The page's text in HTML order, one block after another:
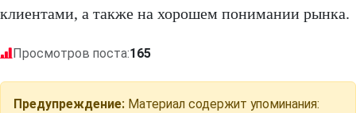
клиентами, а также на хорошем понимании рынка.
Просмотров поста:165
Предупреждение: Материал содержит упоминания: